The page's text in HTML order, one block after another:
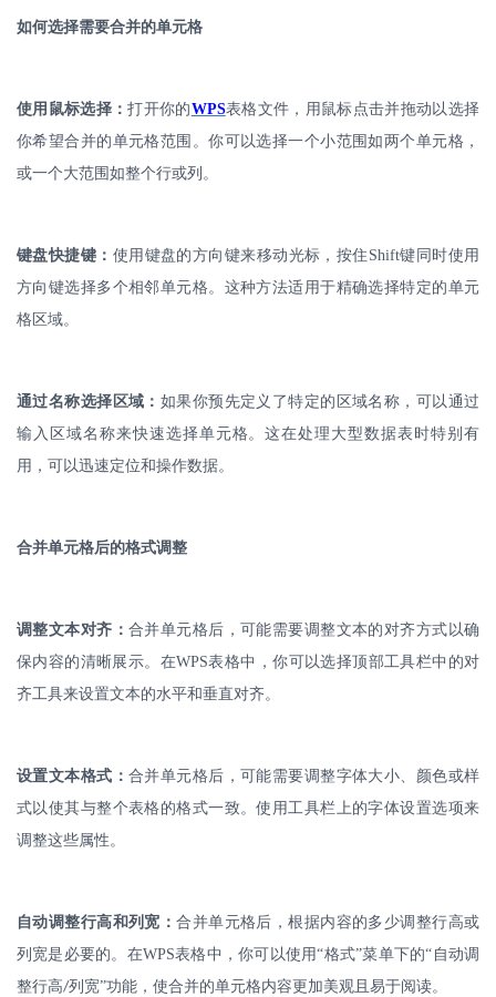
如何选择需要合并的单元格
使用鼠标选择：打开你的WPS表格文件，用鼠标点击并拖动以选择
你希望合并的单元格范围。你可以选择一个小范围如两个单元格，
或一个大范围如整个行或列。
键盘快捷键： 使用键盘的方向键来移动光标，按住 Shift键同时使用
方向键选择多个相邻单元格。这种方法适用于精确选择特定的单元
格区域。
通过名称选择区域： 如果你预先定义了特定的区域名称，可以通过
输入区域名称来快速选择单元格。这在处理大型数据表时特别有
用，可以迅速定位和操作数据。
合并单元格后的格式调整
调整文本对齐： 合并单元格后，可能需要调整文本的对齐方式以确
保内容的清晰展示。在WPS表格中，你可以选择顶部工具栏中的对
齐工具来设置文本的水平和垂直对齐。
设置文本格式： 合并单元格后，可能需要调整字体大小、颜色或样
式以使其与整个表格的格式一致。使用工具栏上的字体设置选项来
调整这些属性。
自动调整行高和列宽：合并单元格后，根据内容的多少调整行高或
列宽是必要的。在WPS表格中，你可以使用“格式”菜单下的“自动调
整行高/列宽”功能，使合并的单元格内容更加美观且易于阅读。